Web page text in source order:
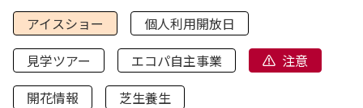
アイスショー
個人利用開放日
見学ツアー
エコパ自主事業
注意
開花情報
芝生養生